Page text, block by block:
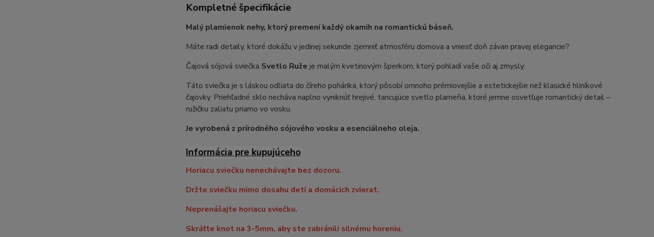
Kompletné špecifikácie
Malý plamienok nehy, ktorý premení každý okamih na romantickú báseň.
Máte radi detaily, ktoré dokážu v jedinej sekunde zjemniť atmosféru domova a vniesť doň závan pravej elegancie?
Čajová sójová sviečka Svetlo Ruže je malým kvetinovým šperkom, ktorý pohladí vaše oči aj zmysly.
Táto sviečka je s láskou odliata do číreho pohárika, ktorý pôsobí omnoho prémiovejšie a estetickejšie než klasické hliníkové
čajovky. Priehľadné sklo necháva naplno vyniknúť hrejivé, tancujúce svetlo plameňa, ktoré jemne osvetľuje romantický detail –
ružičku zaliatu priamo vo vosku.
Je vyrobená z prírodného sójového vosku a esenciálneho oleja.
Informácia pre kupujúceho
Horiacu sviečku nenechávajte bez dozoru.
Držte sviečku mimo dosahu detí a domácich zvierat.
Neprenášajte horiacu sviečku.
Skráťte knot na 3-5mm, aby ste zabránili silnému horeniu.